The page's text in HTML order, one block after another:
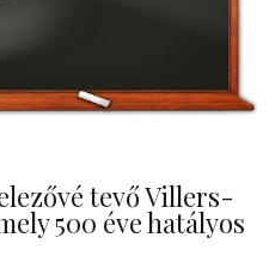
tevő Villers-
500 éve hatályos